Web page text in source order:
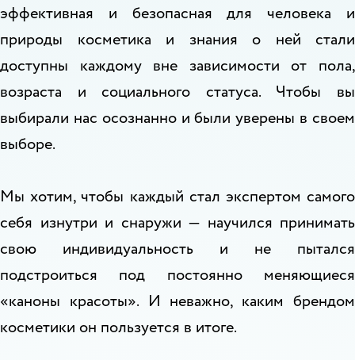
эффективная и безопасная для человека и
природы косметика и знания о ней стали
доступны каждому вне зависимости от пола,
возраста и социального статуса. Чтобы вы
выбирали нас осознанно и были уверены в своем
выборе.
Мы хотим, чтобы каждый стал экспертом самого
себя изнутри и снаружи — научился принимать
свою индивидуальность и не пытался
подстроиться под постоянно меняющиеся
«каноны красоты». И неважно, каким брендом
косметики он пользуется в итоге.